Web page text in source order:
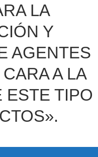
LA
Y
AGENTES
A LA
ESTE TIPO